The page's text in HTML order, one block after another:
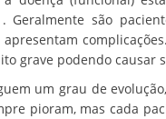
. Geralmente são
grave podendo causar
um grau de
pioram, mas cada